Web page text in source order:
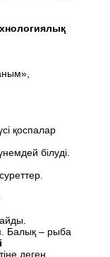
қоспалар
білуді.
Балық – рыба
деген